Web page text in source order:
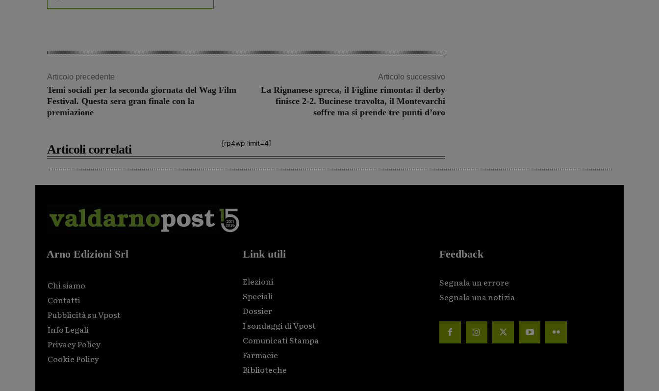
Articolo precedente
Temi sociali per la seconda giornata del Wag Film
Festival. Questa sera gran finale con la
premiazione
Articolo successivo
La Rignanese spreca, il Figline rimonta: il derby
finisce 2-2. Bucinese travolta, il Montevarchi
soffre ma si prende tre punti d’oro
[rp4wp limit=4]
Articoli correlati
Arno Edizioni Srl
Chi siamo
Contatti
Pubblicità su Vpost
Info Legali
Privacy Policy
Cookie Policy
Link utili
Elezioni
Speciali
Dossier
I sondaggi di Vpost
Comunicati Stampa
Farmacie
Biblioteche
Feedback
Segnala un errore
Segnala una notizia